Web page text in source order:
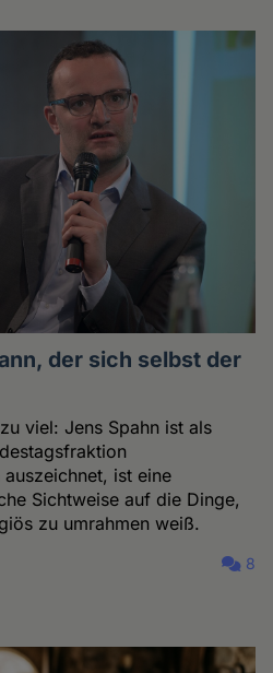
der sich selbst der
viel: Jens Spahn ist als
ist eine
Sichtweise auf die Dinge,
zu umrahmen weiß.
8